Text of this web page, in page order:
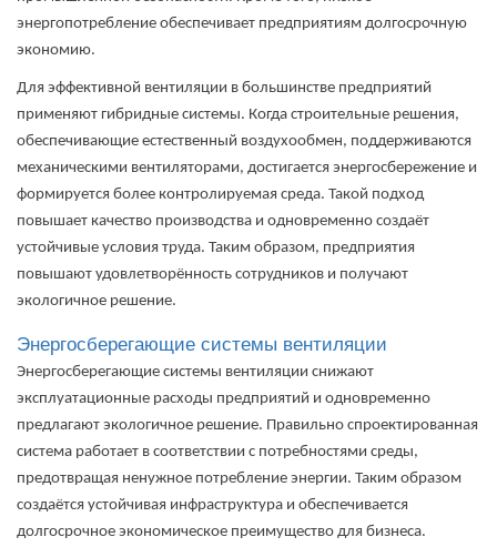
энергопотребление обеспечивает предприятиям долгосрочную
экономию.
Для эффективной вентиляции в большинстве предприятий
применяют гибридные системы. Когда строительные решения,
обеспечивающие естественный воздухообмен, поддерживаются
механическими вентиляторами, достигается энергосбережение и
формируется более контролируемая среда. Такой подход
повышает качество производства и одновременно создаёт
устойчивые условия труда. Таким образом, предприятия
повышают удовлетворённость сотрудников и получают
экологичное решение.
Энергосберегающие системы вентиляции
Энергосберегающие системы вентиляции снижают
эксплуатационные расходы предприятий и одновременно
предлагают экологичное решение. Правильно спроектированная
система работает в соответствии с потребностями среды,
предотвращая ненужное потребление энергии. Таким образом
создаётся устойчивая инфраструктура и обеспечивается
долгосрочное экономическое преимущество для бизнеса.